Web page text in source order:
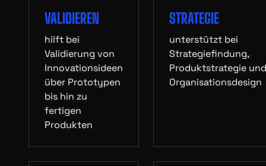
VALIDIEREN
hilft bei
Validierung von
Innovationsideen
über Prototypen
bis hin zu
fertigen
Produkten
STRATEGIE
unterstützt bei
Strategiefindung,
Produktstrategie und
Organisationsdesign